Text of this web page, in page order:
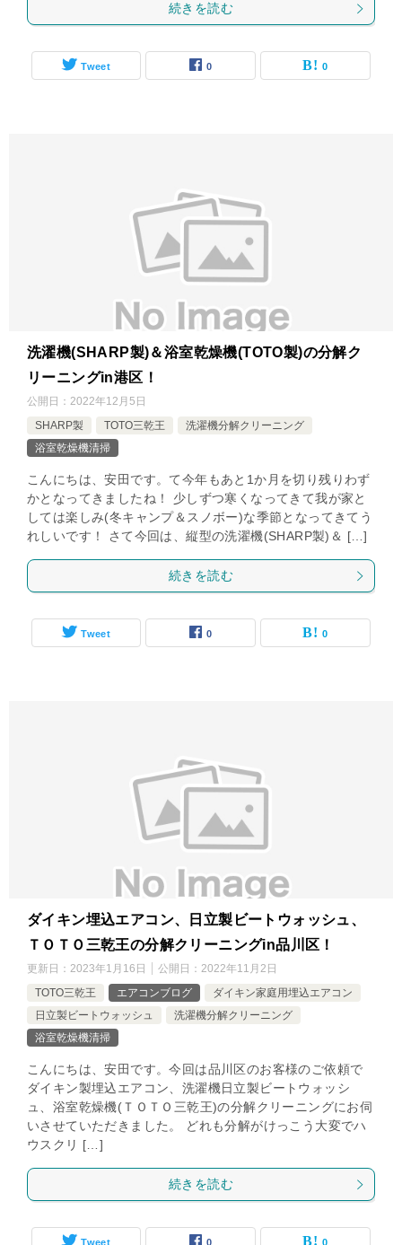
続きを読む
Tweet 0 0
洗濯機(SHARP製)＆浴室乾燥機(TOTO製)の分解ク
リーニングin港区！
公開日： 2022年12月5日
SHARP製
TOTO三乾王
洗濯機分解クリーニング
浴室乾燥機清掃
こんにちは、安田です。て今年もあと1か月を切り残りわず
かとなってきましたね！ 少しずつ寒くなってきて我が家と
しては楽しみ(冬キャンプ＆スノボー)な季節となってきてう
れしいです！ さて今回は、縦型の洗濯機(SHARP製)＆ […]
続きを読む
Tweet 0 0
ダイキン埋込エアコン、日立製ビートウォッシュ、
ＴＯＴＯ三乾王の分解クリーニングin品川区！
更新日： 2023年1月16日 公開日： 2022年11月2日
TOTO三乾王
エアコンブログ
ダイキン家庭用埋込エアコン
日立製ビートウォッシュ
洗濯機分解クリーニング
浴室乾燥機清掃
こんにちは、安田です。今回は品川区のお客様のご依頼で
ダイキン製埋込エアコン、洗濯機日立製ビートウォッシ
ュ、浴室乾燥機(ＴＯＴＯ三乾王)の分解クリーニングにお伺
いさせていただきました。 どれも分解がけっこう大変でハ
ウスクリ […]
続きを読む
Tweet 0 0